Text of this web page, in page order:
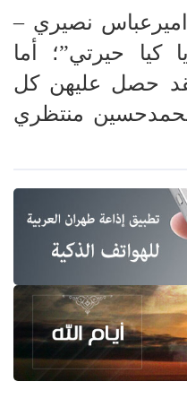
نصيري –
كيا حيرتي”؛ أما
فقد حصل عليهن كل
منتظري